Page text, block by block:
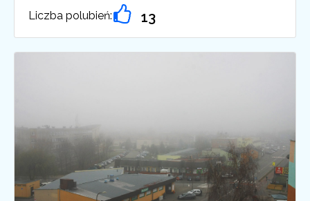
Liczba polubień: 13